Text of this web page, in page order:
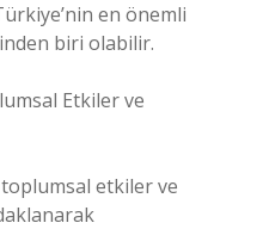
en önemli
biri olabilir.
Etkiler ve
toplumsal etkiler ve